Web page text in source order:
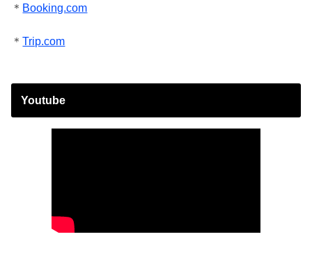
＊ Booking.com
＊Trip.com
Youtube